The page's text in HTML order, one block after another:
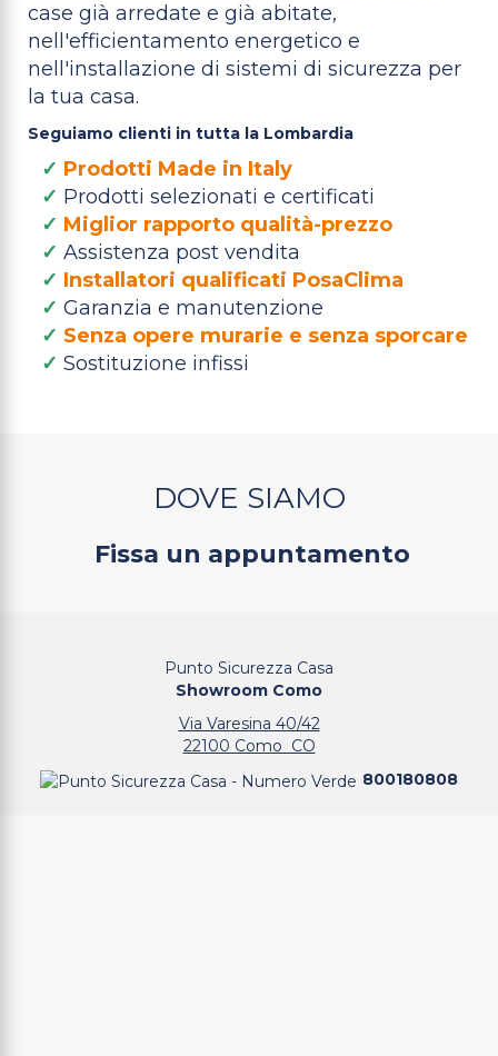
case già arredate e già abitate,
nell'efficientamento energetico e
nell'installazione di sistemi di sicurezza per
la tua casa.
Seguiamo clienti in tutta la Lombardia
✓ Prodotti Made in Italy
✓ Prodotti selezionati e certificati
✓ Miglior rapporto qualità-prezzo
✓ Assistenza post vendita
✓ Installatori qualificati PosaClima
✓ Garanzia e manutenzione
✓ Senza opere murarie e senza sporcare
✓ Sostituzione infissi
DOVE SIAMO
Fissa un appuntamento
Punto Sicurezza Casa
Showroom Como
Via Varesina 40/42
22100 Como CO
800180808